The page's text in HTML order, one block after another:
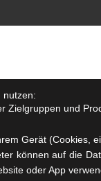
nutzen:
Zielgruppen und
Gerät (Cookies,
können auf die
oder App